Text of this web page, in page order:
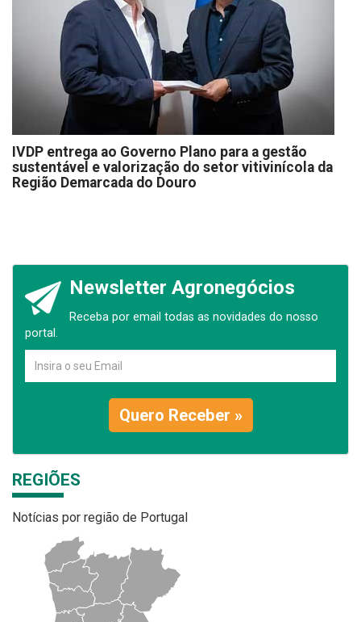
IVDP entrega ao Governo Plano para a gestão
sustentável e valorização do setor vitivinícola da
Região Demarcada do Douro
Newsletter Agronegócios
Receba por email todas as novidades do nosso
portal.
Quero Receber »
REGIÕES
Notícias por região de Portugal